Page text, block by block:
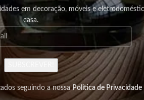
em decoração, móveis e
casa.
seguindo a nossaPolitica de Privacidade